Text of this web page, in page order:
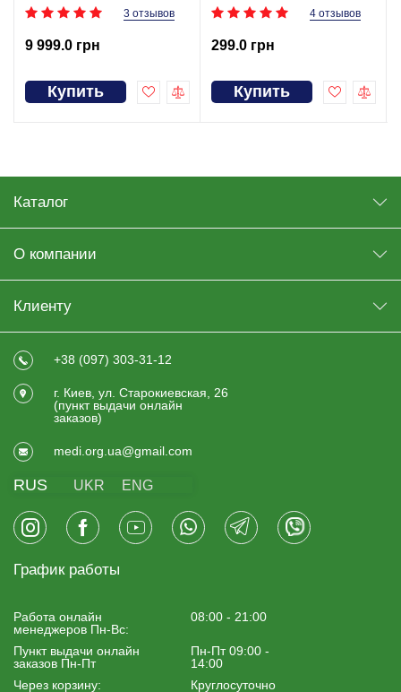
3 отзывов
9 999.0 грн
Купить
4 отзывов
299.0 грн
Купить
Каталог
О компании
Клиенту
+38 (097) 303-31-12
г. Киев, ул. Старокиевская, 26
(пункт выдачи онлайн
заказов)
medi.org.ua@gmail.com
RUS UKR ENG
График работы
Работа онлайн
менеджеров Пн-Вс:
08:00 - 21:00
Пункт выдачи онлайн
заказов Пн-Пт
Пн-Пт 09:00 -
14:00
Через корзину:
Круглосуточно